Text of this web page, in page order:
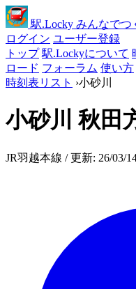
駅.Locky みんなでつ
ログイン ユーザー登録
トップ 駅.Lockyについて
ロード フォーラム 使い方
時刻表リスト ›小砂川
小砂川秋田
JR羽越本線 / 更新: 26/03/